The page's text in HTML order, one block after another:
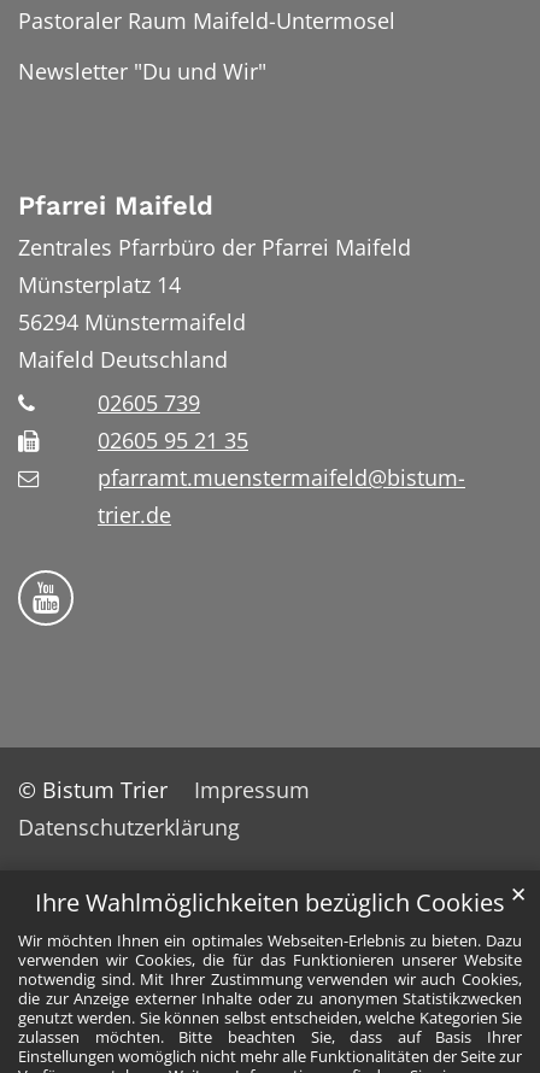
Ihre Wahlmöglichkeiten bezüglich Cookies
Wir möchten Ihnen ein optimales Webseiten-Erlebnis zu bieten. Dazu
verwenden wir Cookies, die für das Funktionieren unserer Website
notwendig sind. Mit Ihrer Zustimmung verwenden wir auch Cookies,
die zur Anzeige externer Inhalte oder zu anonymen Statistikzwecken
genutzt werden. Sie können selbst entscheiden, welche Kategorien Sie
zulassen möchten. Bitte beachten Sie, dass auf Basis Ihrer
Einstellungen womöglich nicht mehr alle Funktionalitäten der Seite zur
✕
Pastoraler Raum Maifeld-Untermosel
Newsletter "Du und Wir"
Pfarrei Maifeld
Zentrales Pfarrbüro der Pfarrei Maifeld
Münsterplatz 14
56294 Münstermaifeld
Maifeld Deutschland
02605 739
02605 95 21 35
pfarramt.muenstermaifeld@bistum-
trier.de
Folge uns auf YouTube
© Bistum Trier
Impressum
Datenschutzerklärung